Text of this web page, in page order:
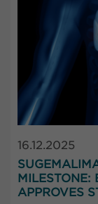
16.12.2025
MILESTONE:
APPROVES